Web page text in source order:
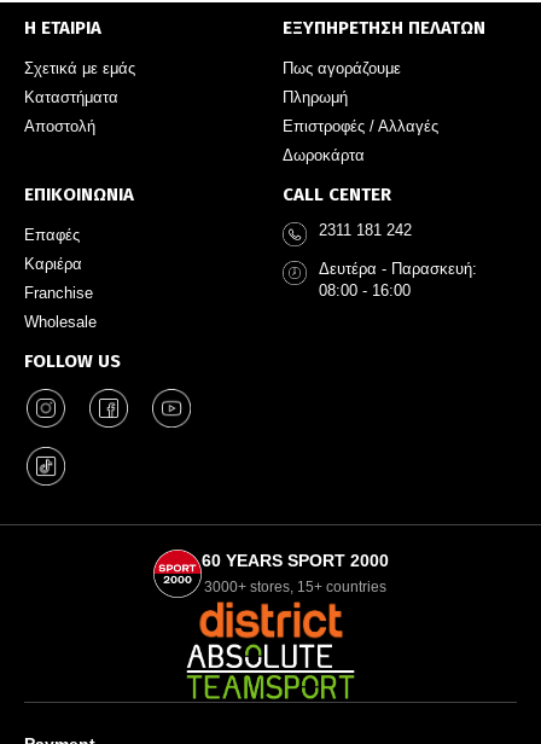
Η ΕΤΑΙΡΙΑ
Σχετικά με εμάς
Καταστήματα
Αποστολή
ΕΞΥΠΗΡΕΤΗΣΗ ΠΕΛΑΤΩΝ
Πως αγοράζουμε
Πληρωμή
Επιστροφές / Αλλαγές
Δωροκάρτα
ΕΠΙΚΟΙΝΩΝΙΑ
Επαφές
Καριέρα
Franchise
Wholesale
FOLLOW US
CALL CENTER
2311 181 242
Δευτέρα - Παρασκευή:
08:00 - 16:00
60 YEARS SPORT 2000
3000+ stores, 15+ countries